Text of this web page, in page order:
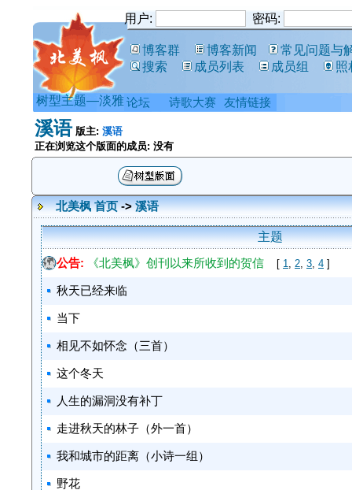
用户: 密码:
博客群 博客新闻
常见问题与
搜索
成员列表 成员组 照
树型主题—淡雅
溪语 版主: 溪语
正在浏览这个版面的成员: 没有
北美枫 首页->溪语
主题
公告:
《北美枫》创刊以来所收到的贺信 [ 1, 2, 3, 4 ]
秋天已经来临
当下
相见不如怀念（三首）
这个冬天
人生的漏洞没有补丁
走进秋天的林子（外一首）
我和城市的距离（小诗一组）
野花
论坛 诗歌大赛 友情链接